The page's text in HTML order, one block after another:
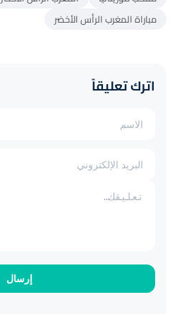
مباراة المغرب الرأس الأخضر
اترك تعليقاً
إرسال